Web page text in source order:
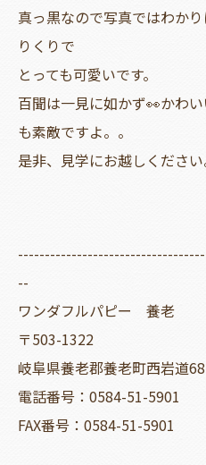
真っ黒なので写真ではわか
りくりで
とっても可愛いです。
百聞は一見に如かず👀かわ
も素敵ですよ。。
是非、見学にお越しください
--
ワンダフルパピー 養老
〒503-1322
岐阜県養老郡養老町西岩道68
電話番号：0584-51-5901
FAX番号：0584-51-5901